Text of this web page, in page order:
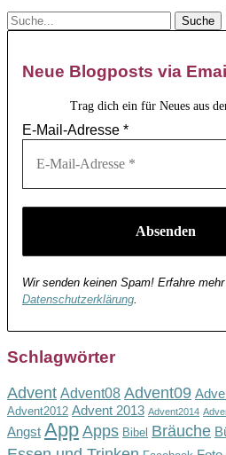
Neue Blogposts via
Trag dich ein für Neues aus
E-Mail-Adresse *
Wir senden keinen Spam! Erfahre
Datenschutzerklärung
Schlagwörter
Advent Advent08 Advent09
Advent2012 Advent 2013 Advent2014
Angst App Apps Bibel Bräuche